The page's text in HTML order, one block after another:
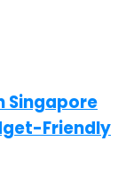
Singapore
Friendly